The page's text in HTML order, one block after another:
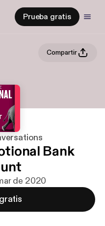
Prueba gratis
Compartir
Bank
de 2020